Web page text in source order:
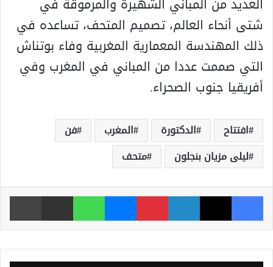
شتى أنحاء العالم، تصميم المتحف، تساعده في
ذلك المهندسة المعمارية المغربية وفاء بوتناش
التي صممت عددا من المباني في المغرب وفي
أفريقيا جنوب الصحراء.
افتتاح الدكتورة المغرب
فن
ليلى مزيان بنجلون
متحف
فيسبوك ‫X لينكدإن بينتيريست ماسنجر واتساب مشاركة عبر البريد